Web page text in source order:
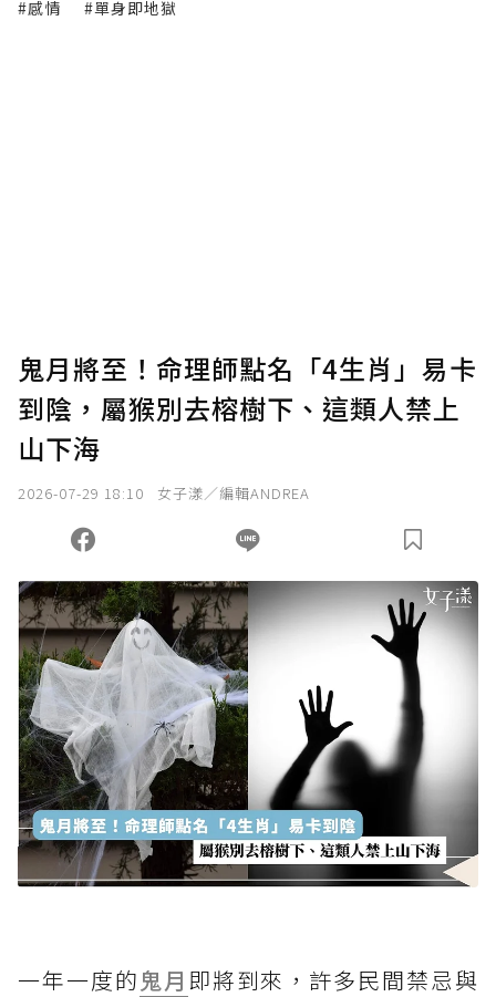
#感情 #單身即地獄
鬼月將至！命理師點名「4生肖」易卡
到陰，屬猴別去榕樹下、這類人禁上
山下海
2026-07-29 18:10 女子漾／編輯ANDREA
一年一度的 鬼月 即將到來，許多民間禁忌與